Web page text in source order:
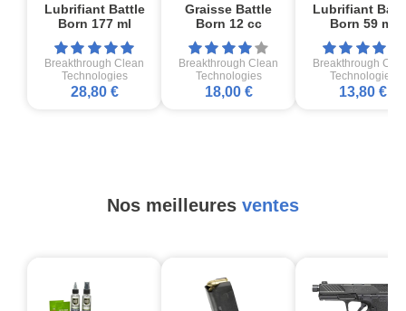
Lubrifiant Battle
Born 177 ml
Breakthrough Clean
Technologies
28,80 €
Graisse Battle
Born 12 cc
Breakthrough Clean
Technologies
18,00 €
Lubrifiant
Born 59 ml
Breakthrough
Technologies
13,80 €
Nos meilleures ventes